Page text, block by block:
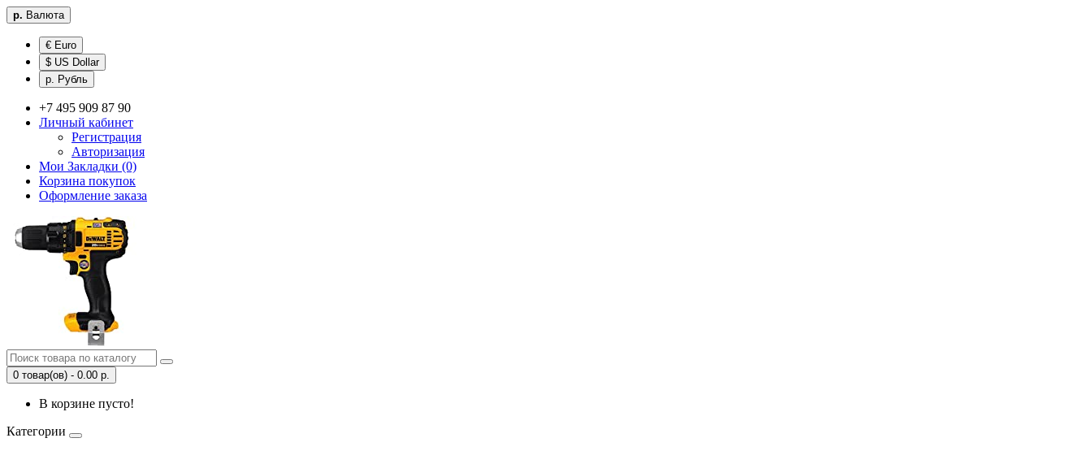
р. Валюта
€ Euro
$ US Dollar
р. Рубль
+7 495 909 87 90
Личный кабинет
Регистрация
Авторизация
Мои Закладки (0)
Корзина покупок
Оформление заказа
0 товар(ов) - 0.00 р.
В корзине пусто!
Категории